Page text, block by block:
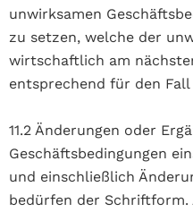
unwirksamen
zu setzen, welche der
wirtschaftlich am
entsprechend für den
11.2 Änderungen oder
Geschäftsbedingungen
und einschließlich
bedürfen der Schriftform.